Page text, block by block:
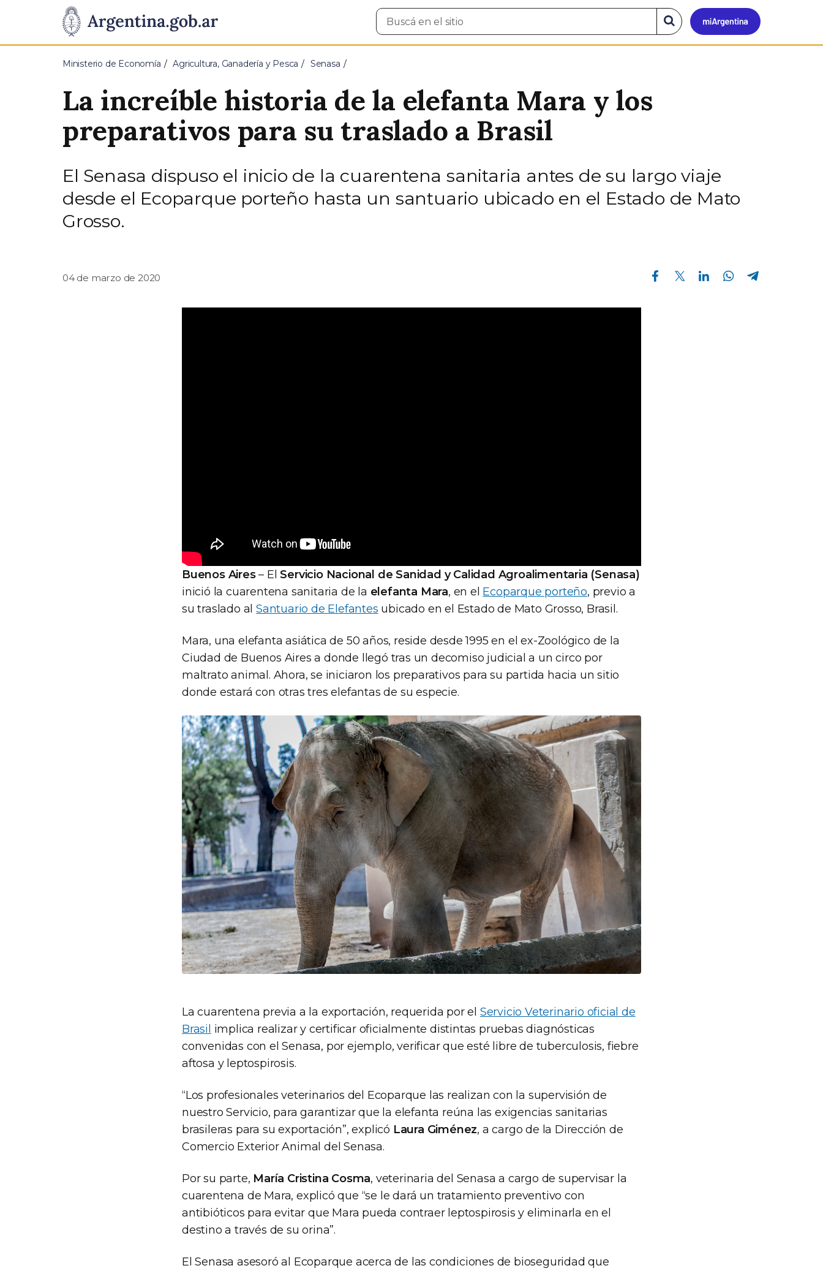
Presidencia
de
Pasar al contenido principal
Mi
Buscar
en
Buscar
en
el
Ministerio de Economía Agricultura, Ganadería y Pesca Senasa
La increíble historia de la elefanta Mara y los
preparativos para su traslado a Brasil
El Senasa dispuso el inicio de la cuarentena sanitaria antes de su largo viaje
desde el Ecoparque porteño hasta un santuario ubicado en el Estado de Mato
Grosso.
04 de marzo de 2020
Compartir en Facebook Compartir en Twitter Compartir en Linkedin Compartir en Whatsapp
Buenos Aires– ElServicio Nacional de Sanidad y Calidad Agroalimentaria (Senasa)
inició la cuarentena sanitaria de la elefanta Mara, en el Ecoparque porteño, previo a
su traslado alSantuario de Elefantes ubicado en el Estado de Mato Grosso, Brasil.
Mara, una elefanta asiática de 50 años, reside desde 1995 en el ex-Zoológico de la
Ciudad de Buenos Aires a donde llegó tras un decomiso judicial a un circo por
maltrato animal. Ahora, se iniciaron los preparativos para su partida hacia un sitio
donde estará con otras tres elefantas de su especie.
La cuarentena previa a la exportación, requerida por el Servicio Veterinario oficial de
Brasil implica realizar y certificar oficialmente distintas pruebas diagnósticas
convenidas con el Senasa, por ejemplo, verificar que esté libre de tuberculosis, fiebre
aftosa y leptospirosis.
“Los profesionales veterinarios del Ecoparque las realizan con la supervisión de
nuestro Servicio, para garantizar que la elefanta reúna las exigencias sanitarias
brasileras para su exportación”, explicó Laura Giménez, a cargo de la Dirección de
Comercio Exterior Animal del Senasa.
Por su parte, María Cristina Cosma, veterinaria del Senasa a cargo de supervisar la
cuarentena de Mara, explicó que “se le dará un tratamiento preventivo con
antibióticos para evitar que Mara pueda contraer leptospirosis y eliminarla en el
destino a través de su orina”.
El Senasa asesoró al Ecoparque acerca de las condiciones de bioseguridad que